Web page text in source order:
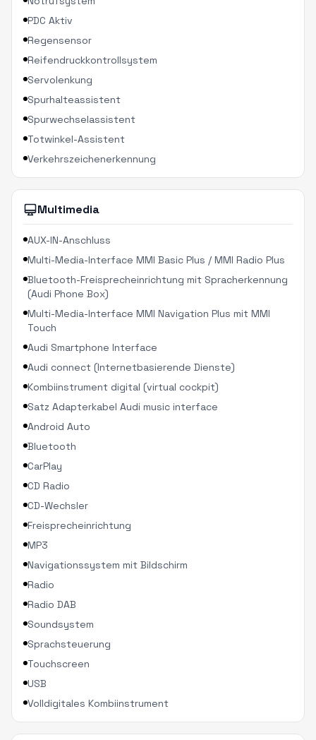
PDC Aktiv
Regensensor
Reifendruckkontrollsystem
Servolenkung
Spurhalteassistent
Spurwechselassistent
Totwinkel-Assistent
Verkehrszeichenerkennung
Multimedia
AUX-IN-Anschluss
Multi-Media-Interface MMI Basic Plus / MMI Radio Plus
Bluetooth-Freisprecheinrichtung mit Spracherkennung
(Audi Phone Box)
Multi-Media-Interface MMI Navigation Plus mit MMI
Touch
Audi Smartphone Interface
Audi connect (Internetbasierende Dienste)
Kombiinstrument digital (virtual cockpit)
Satz Adapterkabel Audi music interface
Android Auto
Bluetooth
CarPlay
CD Radio
CD-Wechsler
Freisprecheinrichtung
MP3
Navigationssystem mit Bildschirm
Radio
Radio DAB
Soundsystem
Sprachsteuerung
Touchscreen
USB
Volldigitales Kombiinstrument